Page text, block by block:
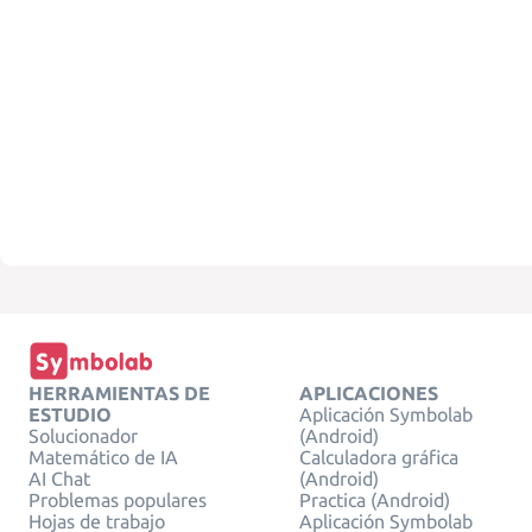
HERRAMIENTAS DE
ESTUDIO
Solucionador
Matemático de IA
AI Chat
Problemas populares
Hojas de trabajo
APLICACIONES
Aplicación Symbolab
(Android)
Calculadora gráfica
(Android)
Practica (Android)
Aplicación Symbolab